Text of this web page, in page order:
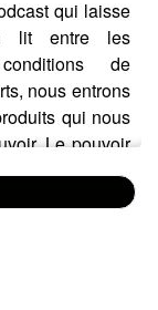
qui laisse
lit entre les
de
nous entrons
qui nous
Le pouvoir